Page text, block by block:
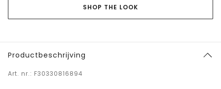
SHOP THE LOOK
Productbeschrijving
Art. nr.: F30330816894